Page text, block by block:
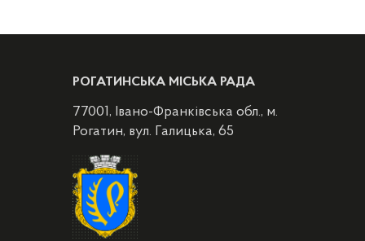
РОГАТИНСЬКА МІСЬКА РАДА
77001, Івано-Франківська обл., м.
Рогатин, вул. Галицька, 65